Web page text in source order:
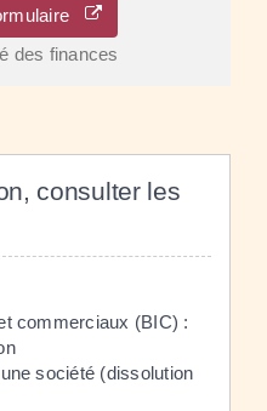
des finances
consulter les
commerciaux (BIC) :
société (dissolution